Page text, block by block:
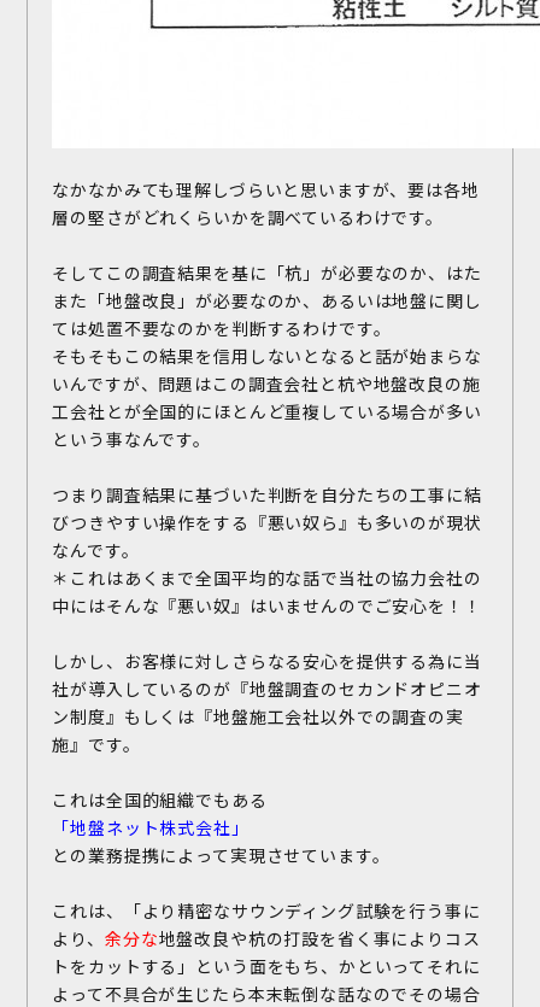
なかなかみても理解しづらいと思いますが、要は各地
層の堅さがどれくらいかを調べているわけです。
そしてこの調査結果を基に「杭」が必要なのか、はた
また「地盤改良」が必要なのか、あるいは地盤に関し
ては処置不要なのかを判断するわけです。
そもそもこの結果を信用しないとなると話が始まらな
いんですが、問題はこの調査会社と杭や地盤改良の施
工会社とが全国的にほとんど重複している場合が多い
という事なんです。
つまり調査結果に基づいた判断を自分たちの工事に結
びつきやすい操作をする『悪い奴ら』も多いのが現状
なんです。
＊これはあくまで全国平均的な話で当社の協力会社の
中にはそんな『悪い奴』はいませんのでご安心を！！
しかし、お客様に対しさらなる安心を提供する為に当
社が導入しているのが『地盤調査のセカンドオピニオ
ン制度』もしくは『地盤施工会社以外での調査の実
施』です。
これは全国的組織でもある
「地盤ネット株式会社」
との業務提携によって実現させています。
これは、「より精密なサウンディング試験を行う事に
より、 余分な地盤改良や杭の打設を省く事によりコス
トをカットする」という面をもち、かといってそれに
よって不具合が生じたら本末転倒な話なのでその場合